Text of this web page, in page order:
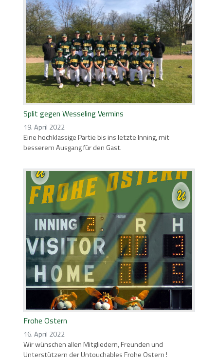
Split gegen Wesseling Vermins
19. April 2022
Eine hochklassige Partie bis ins letzte Inning, mit
besserem Ausgang für den Gast.
Frohe Ostern
16. April 2022
Wir wünschen allen Mitgliedern, Freunden und
Unterstützern der Untouchables Frohe Ostern !